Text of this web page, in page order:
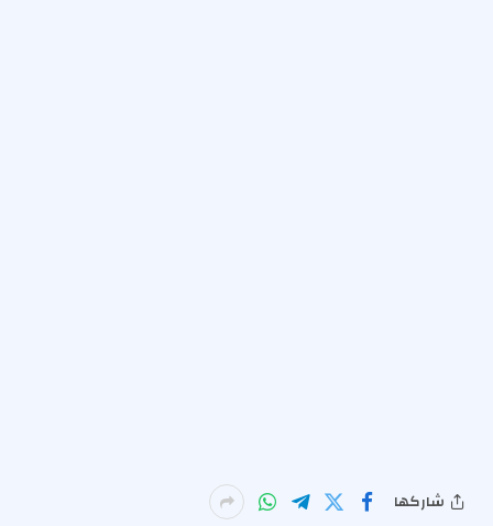
شاركها